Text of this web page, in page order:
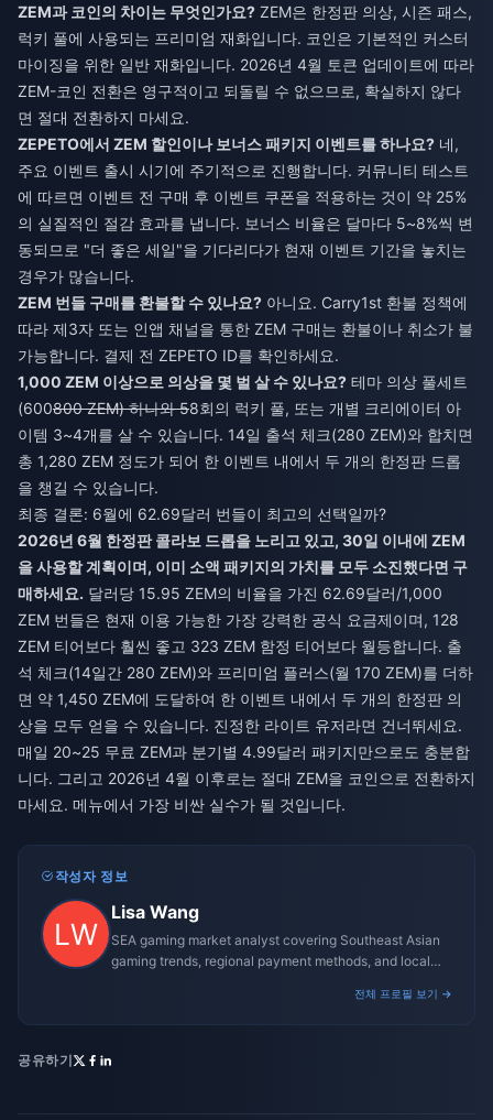
ZEM과 코인의 차이는 무엇인가요? ZEM은 한정판 의상, 시즌 패스,
럭키 풀에 사용되는 프리미엄 재화입니다. 코인은 기본적인 커스터
마이징을 위한 일반 재화입니다. 2026년 4월 토큰 업데이트에 따라
ZEM-코인 전환은 영구적이고 되돌릴 수 없으므로, 확실하지 않다
면 절대 전환하지 마세요.
ZEPETO에서 ZEM 할인이나 보너스 패키지 이벤트를 하나요? 네,
주요 이벤트 출시 시기에 주기적으로 진행합니다. 커뮤니티 테스트
에 따르면 이벤트 전 구매 후 이벤트 쿠폰을 적용하는 것이 약 25%
의 실질적인 절감 효과를 냅니다. 보너스 비율은 달마다 5~8%씩 변
동되므로 "더 좋은 세일"을 기다리다가 현재 이벤트 기간을 놓치는
경우가 많습니다.
ZEM 번들 구매를 환불할 수 있나요? 아니요. Carry1st 환불 정책에
따라 제3자 또는 인앱 채널을 통한 ZEM 구매는 환불이나 취소가 불
가능합니다. 결제 전 ZEPETO ID를 확인하세요.
1,000 ZEM 이상으로 의상을 몇 벌 살 수 있나요? 테마 의상 풀세트
(600800 ZEM) 하나와 58회의 럭키 풀, 또는 개별 크리에이터 아
이템 3~4개를 살 수 있습니다. 14일 출석 체크(280 ZEM)와 합치면
총 1,280 ZEM 정도가 되어 한 이벤트 내에서 두 개의 한정판 드롭
을 챙길 수 있습니다.
최종 결론: 6월에 62.69달러 번들이 최고의 선택일까?
2026년 6월 한정판 콜라보 드롭을 노리고 있고, 30일 이내에 ZEM
을 사용할 계획이며, 이미 소액 패키지의 가치를 모두 소진했다면 구
매하세요. 달러당 15.95 ZEM의 비율을 가진 62.69달러/1,000
ZEM 번들은 현재 이용 가능한 가장 강력한 공식 요금제이며, 128
ZEM 티어보다 훨씬 좋고 323 ZEM 함정 티어보다 월등합니다. 출
석 체크(14일간 280 ZEM)와 프리미엄 플러스(월 170 ZEM)를 더하
면 약 1,450 ZEM에 도달하여 한 이벤트 내에서 두 개의 한정판 의
상을 모두 얻을 수 있습니다. 진정한 라이트 유저라면 건너뛰세요.
매일 20~25 무료 ZEM과 분기별 4.99달러 패키지만으로도 충분합
니다. 그리고 2026년 4월 이후로는 절대 ZEM을 코인으로 전환하지
마세요. 메뉴에서 가장 비싼 실수가 될 것입니다.
작성자 정보
Lisa Wang
SEA gaming market analyst covering Southeast Asian
gaming trends, regional payment methods, and local
전체 프로필 보기 →
공유하기